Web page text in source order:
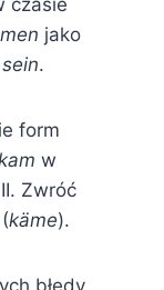
czasie
jako
sein.
form
w
Zwróć
käme).